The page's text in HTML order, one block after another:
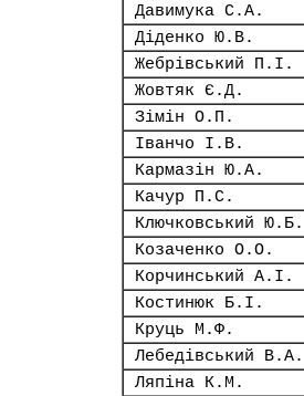
Давимука С.А.
Діденко Ю.В.
Жебрівський П.І.
Жовтяк Є.Д.
Зімін О.П.
Іванчо І.В.
Кармазін Ю.А.
Качур П.С.
Ключковський Ю.Б.
Козаченко О.О.
Корчинський А.І.
Костинюк Б.І.
Круць М.Ф.
Лебедівський В.А.
Ляпіна К.М.